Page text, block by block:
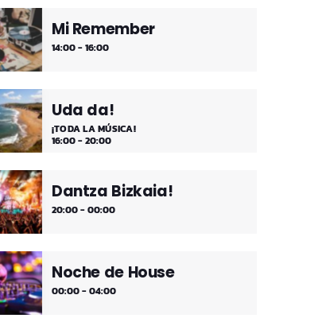
¡Música y más música los fines de
semana!
Mi Remember
14:00 - 16:00
Uda da!
¡TODA LA MÚSICA!
16:00 - 20:00
Dantza Bizkaia!
20:00 - 00:00
Noche de House
00:00 - 04:00